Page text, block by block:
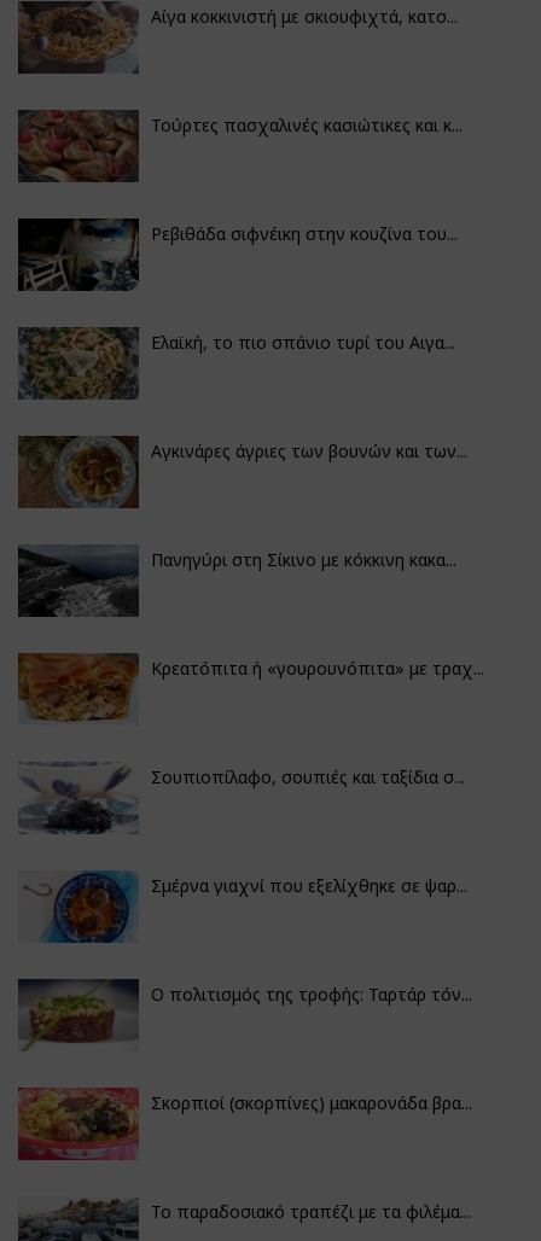
Αίγα κοκκινιστή με σκιουφιχτά, κατσ...
Τούρτες πασχαλινές κασιώτικες και κ...
Ρεβιθάδα σιφνέικη στην κουζίνα του...
Ελαϊκή, το πιο σπάνιο τυρί του Αιγα...
Αγκινάρες άγριες των βουνών και των...
Πανηγύρι στη Σίκινο με κόκκινη κακα...
Κρεατόπιτα ή «γουρουνόπιτα» με τραχ...
Σουπιοπίλαφο, σουπιές και ταξίδια σ...
Σμέρνα γιαχνί που εξελίχθηκε σε ψαρ...
Ο πολιτισμός της τροφής: Ταρτάρ τόν...
Σκορπιοί (σκορπίνες) μακαρονάδα βρα...
Το παραδοσιακό τραπέζι με τα φιλέμα...